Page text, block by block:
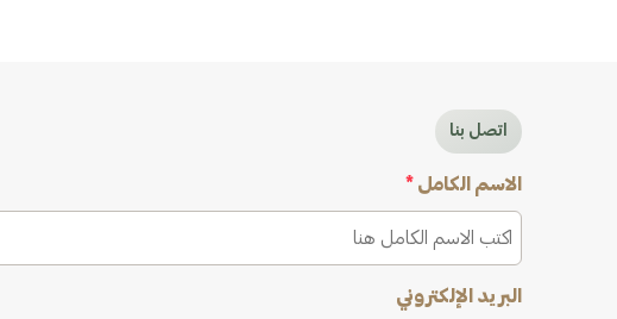
اتصل بنا
الاسم الكامل *
البريد الإلكتروني